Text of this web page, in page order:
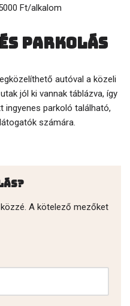
Ft/alkalom
parkolás
autóval a közeli
jól ki vannak táblázva, így
ingyenes parkoló található,
számára.
A kötelező mezőket